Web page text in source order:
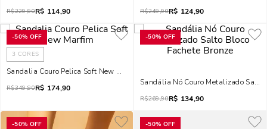
R$229,90R$ 114,90 R$249,90R$ 124,90
-50% OFF
3 CORES
Sandalia Couro Pelica Soft New Marfim
R$349,90R$ 174,90
-50% OFF
Sandália Nó Couro Metalizado Salto
R$269,90R$ 134,90
-50% OFF -50% OFF